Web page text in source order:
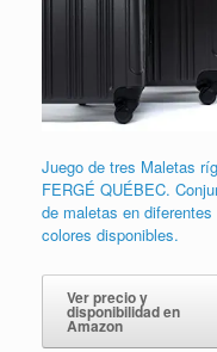
Juego de tres Maletas
FERGÉ QUÉBEC.
de maletas en diferentes
colores disponibles.
Ver precio y
disponibilidad en
Amazon